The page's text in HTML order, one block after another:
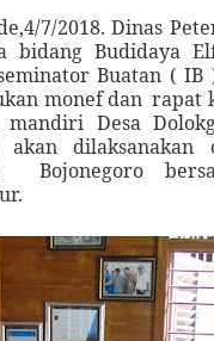
7/2018. Dinas
bidang Budidaya
Buatan (
monefdanrapat
Desa
akan dilaksanakan
Bojonegoro